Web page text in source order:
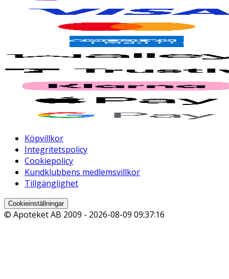
Köpvillkor
Integritetspolicy
Cookiepolicy
Kundklubbens medlemsvillkor
Tillgänglighet
Cookieinställningar
© Apoteket AB 2009 - 2026-08-09 09:37:16